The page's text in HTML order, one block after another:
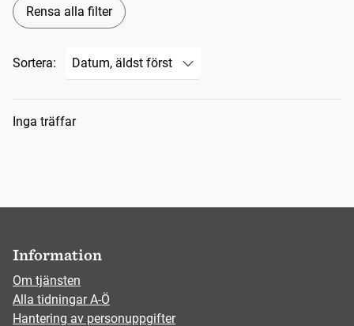
Rensa alla filter
Sortera:
Sökresultat
Inga träffar
Information
Om tjänsten
Alla tidningar A-Ö
Hantering av personuppgifter